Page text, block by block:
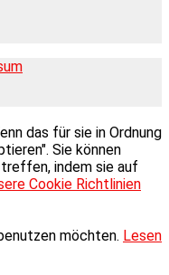
das für sie in Ordnung
Sie können
indem sie auf
Cookie Richtlinien
möchten. Lesen